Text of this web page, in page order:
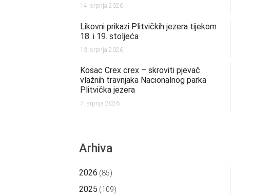
14. srpnja 2026.
Likovni prikazi Plitvičkih jezera tijekom
18. i 19. stoljeća
13. srpnja 2026.
Kosac Crex crex – skroviti pjevač
vlažnih travnjaka Nacionalnog parka
Plitvička jezera
7. srpnja 2026.
Arhiva
2026 (85)
2025 (109)